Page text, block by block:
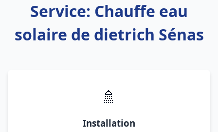
Service: Chauffe eau
solaire de dietrich Sénas
🚿
Installation